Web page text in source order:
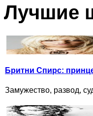
Лучшие
Бритни Спирс:
Замужество, развод,